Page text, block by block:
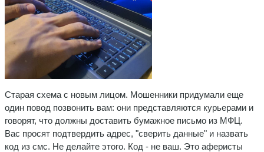
Старая схема с новым лицом. Мошенники придумали еще
один повод позвонить вам: они представляются курьерами и
говорят, что должны доставить бумажное письмо из МФЦ.
Вас просят подтвердить адрес, "сверить данные" и назвать
код из смс. Не делайте этого. Код - не ваш. Это аферисты